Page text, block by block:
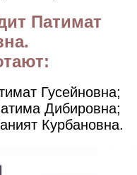
Патимат
Гусейновна;
Дибировна;
Курбановна.